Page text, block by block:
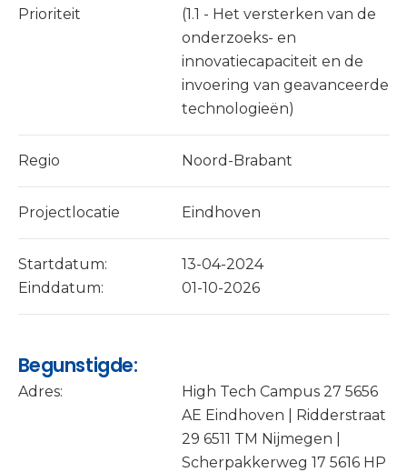
Prioriteit
(1.1 - Het versterken van de
onderzoeks- en
innovatiecapaciteit en de
invoering van geavanceerde
technologieën)
Regio Noord-Brabant
Projectlocatie Eindhoven
Startdatum:
13-04-2024
Einddatum:
01-10-2026
Begunstigde:
Adres:
High Tech Campus 27 5656
AE Eindhoven | Ridderstraat
29 6511 TM Nijmegen |
Scherpakkerweg 17 5616 HP